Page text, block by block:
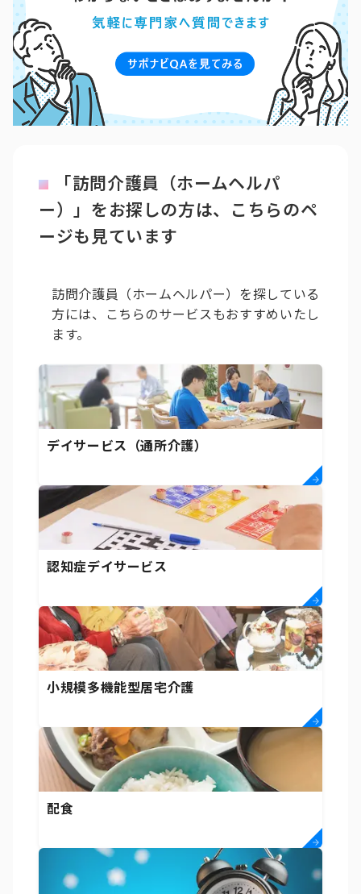
「訪問介護員（ホームヘルパ
ー）」をお探しの方は、こちらのペ
ージも見ています
訪問介護員（ホームヘルパー）を探している
方には、こちらのサービスもおすすめいたし
ます。
デイサービス（通所介護）
認知症デイサービス
小規模多機能型居宅介護
配食